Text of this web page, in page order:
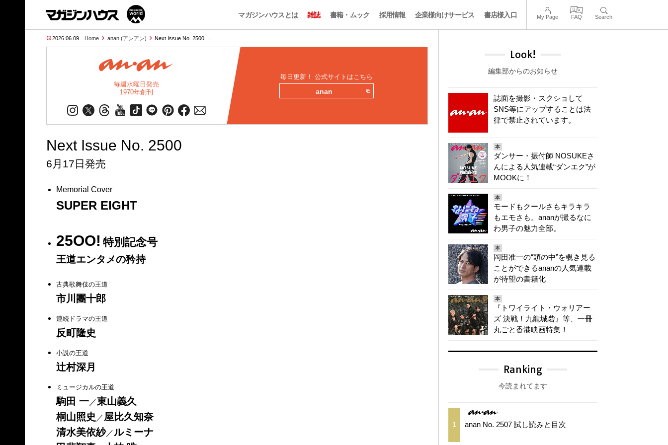
マガジンハウスとは 雑誌 書籍・ムック 採用情報 企業様向けサービス 書店様入口 My Page FAQ Search
2026.06.09 Home anan (アンアン) Next Issue No. 2500 …
毎週水曜日発売
1970年創刊
毎日更新！ 公式サイトはこちら
anan
Next Issue No. 2500
6月17日発売
Memorial Cover
SUPER EIGHT
25OO! 特別記念号
王道エンタメの矜持
古典歌舞伎の王道
市川團十郎
連続ドラマの王道
反町隆史
小説の王道
辻村深月
ミュージカルの王道
駒田 一／東山義久
桐山照史 ／ 屋比久知奈
清水美依紗／ルミーナ
Look!
編集部からのお知らせ
誌面を撮影・スクショして
SNS等にアップすることは法
律で禁止されています。
本
ダンサー・振付師 NOSUKEさ
んによる人気連載“ダンエク”が
MOOKに！
本
モードもクールさもキラキラ
もエモさも。ananが撮るなに
わ男子の魅力全部。
本
岡田准一の“頭の中”を覗き見る
ことができるananの人気連載
が待望の書籍化
本
『トワイライト・ウォリアー
ズ 決戦！九龍城砦』等、一冊
丸ごと香港映画特集！
Ranking
今読まれてます
1 anan No. 2507 試し読みと目次